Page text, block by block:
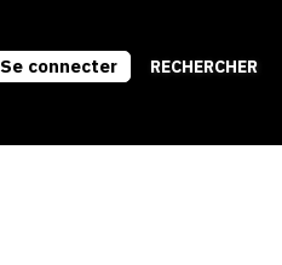
Se connecter RECHERCHER